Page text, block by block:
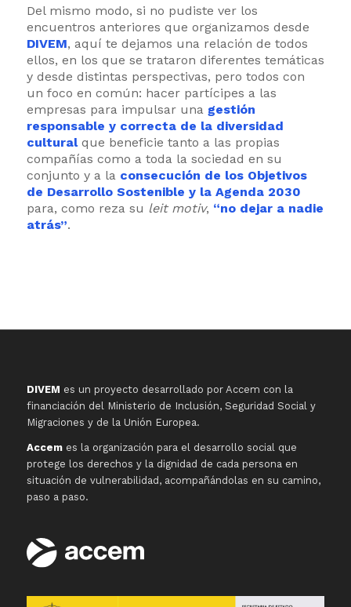
Del mismo modo, si no pudiste ver los
encuentros anteriores que organizamos desde
DIVEM, aquí te dejamos una relación de todos
ellos, en los que se trataron diferentes temáticas
y desde distintas perspectivas, pero todos con
un foco en común: hacer partícipes a las
empresas para impulsar una gestión
responsable y correcta de la diversidad
culturalque beneficie tanto a las propias
compañías como a toda la sociedad en su
conjunto y a la consecución de los Objetivos
de Desarrollo Sostenible y la Agenda 2030
para, como reza su leit motiv, “no dejar a nadie
atrás”.
DIVEM es un proyecto desarrollado por Accem con la
financiación del Ministerio de Inclusión, Seguridad Social y
Migraciones y de la Unión Europea.
Accemes la organización para el desarrollo social que
protege los derechos y la dignidad de cada persona en
situación de vulnerabilidad, acompañándolas en su camino,
paso a paso.